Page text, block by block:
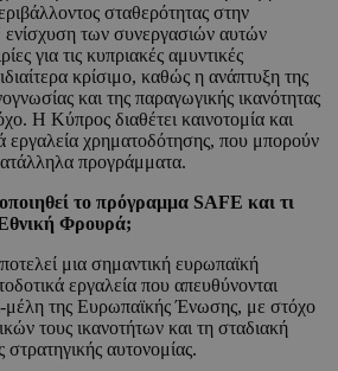
σταθερότητας στην
των συνεργασιών αυτών
για τις κυπριακές αμυντικές
κρίσιμο, καθώς η ανάπτυξη της
και της παραγωγικής ικανότητας
Η Κύπρος διαθέτει καινοτομία και
χρηματοδότησης, που μπορούν
προγράμματα.
το πρόγραμμα SAFE και τι
Εθνική Φρουρά;
μια σημαντική ευρωπαϊκή
εργαλεία που απευθύνονται
μέλη της Ευρωπαϊκής Ένωσης, με στόχο
τους ικανοτήτων και τη σταδιακή
στρατηγικής αυτονομίας.